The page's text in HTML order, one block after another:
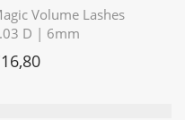
Volume Lashes
D | 6mm
16,80